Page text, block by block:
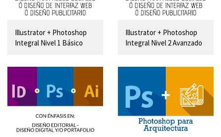
Illustrator + Photoshop
Integral Nivel 1 Básico
Illustrator + Photoshop
Integral Nivel 2 Avanzado